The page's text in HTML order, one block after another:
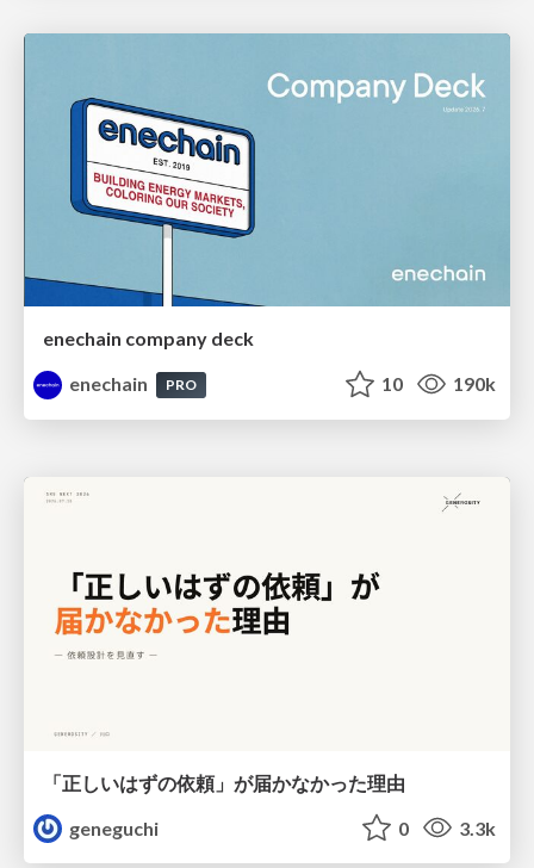
enechain company deck
enechain
PRO 10 190k
「正しいはずの依頼」が届かなかった理由
geneguchi
0 3.3k